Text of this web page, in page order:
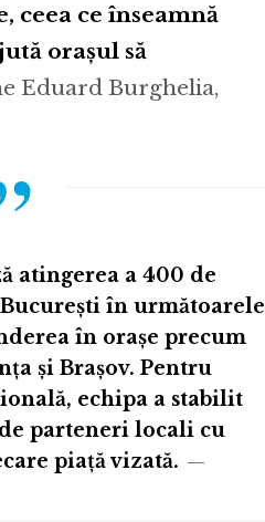
ceea ce înseamnă
orașul să
Eduard Burghelia,
atingerea a 400 de
în următoarele
în orașe precum
și Brașov. Pentru
echipa a stabilit
parteneri locali cu
piață vizată.